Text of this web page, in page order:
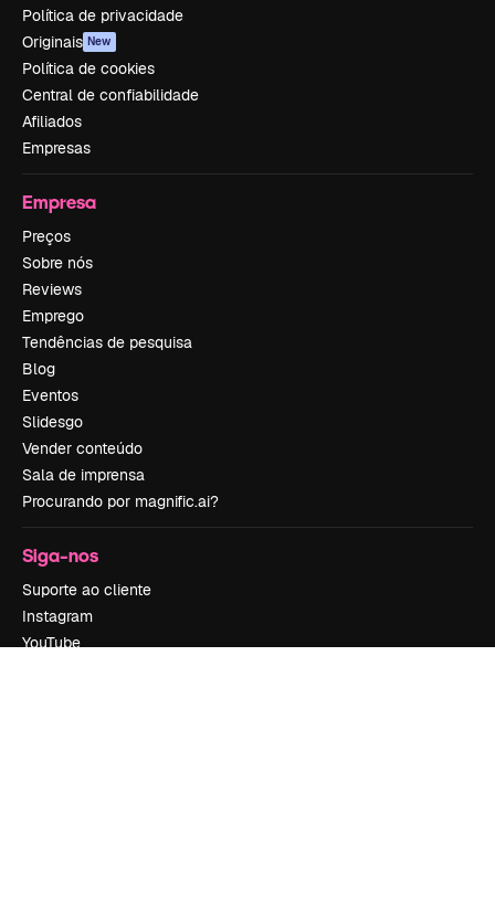
Política de privacidade
Originais New
Política de cookies
Central de confiabilidade
Afiliados
Empresas
Empresa
Preços
Sobre nós
Reviews
Emprego
Tendências de pesquisa
Blog
Eventos
Slidesgo
Vender conteúdo
Sala de imprensa
Procurando por magnific.ai?
Siga-nos
Suporte ao cliente
Instagram
YouTube